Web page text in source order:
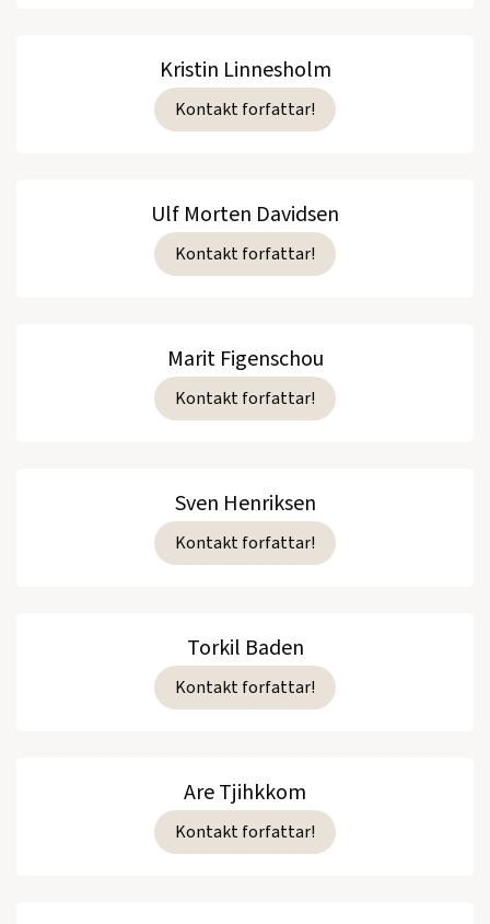
Kristin Linnesholm
Kontakt forfattar!
Ulf Morten Davidsen
Kontakt forfattar!
Marit Figenschou
Kontakt forfattar!
Sven Henriksen
Kontakt forfattar!
Torkil Baden
Kontakt forfattar!
Are Tjihkkom
Kontakt forfattar!